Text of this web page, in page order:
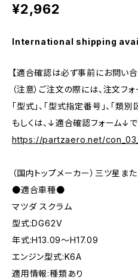
¥2,962
International shipping
【適合確認は必ず事前にお問い合
（注意）ご注文の際には、注文フ
「型式」、「型式指定番号」、「類
もしくは、↓適合確認フォーム↓
https://partzaero.net/
（国内トップメーカー）三ツ星ま
●適合車種●
マツダ スクラム
型式:DG62V
年式:H13.09～H17.09
エンジン型式:K6A
適用情報:種類あり